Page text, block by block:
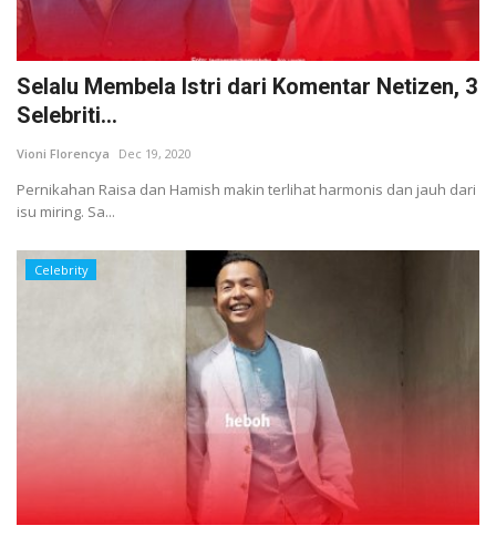
Selalu Membela Istri dari Komentar Netizen, 3
Selebriti...
Vioni Florencya Dec 19, 2020
Pernikahan Raisa dan Hamish makin terlihat harmonis dan jauh dari
isu miring. Sa...
Celebrity